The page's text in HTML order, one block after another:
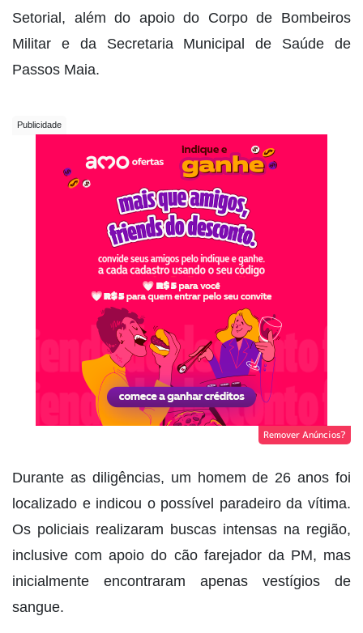
Setorial, além do apoio do Corpo de Bombeiros
Militar e da Secretaria Municipal de Saúde de
Passos Maia.
Remover Anúncios?
Durante as diligências, um homem de 26 anos foi
localizado e indicou o possível paradeiro da vítima.
Os policiais realizaram buscas intensas na região,
inclusive com apoio do cão farejador da PM, mas
inicialmente encontraram apenas vestígios de
sangue.